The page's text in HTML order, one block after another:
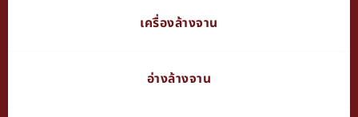
เครื่องล้างจาน
อ่างล้างจาน